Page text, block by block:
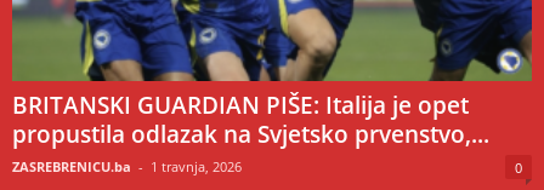
BRITANSKI GUARDIAN PIŠE: Italija je opet
propustila odlazak na Svjetsko prvenstvo,...
ZASREBRENICU.ba - 1 travnja, 2026 0